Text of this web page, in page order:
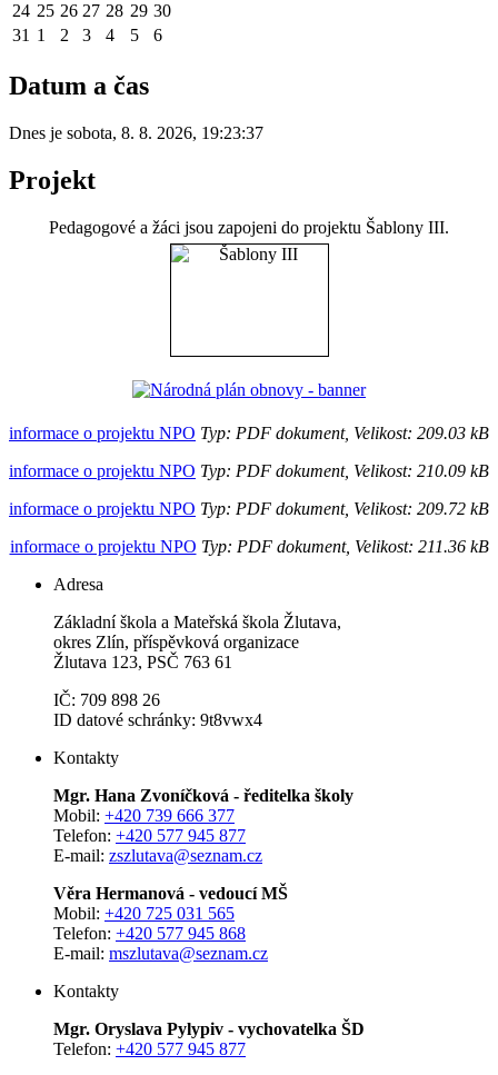
24 25 26 27 28 29 30
31 1 2 3 4 5 6
Datum a čas
Dnes je sobota, 8. 8. 2026, 19:23:37
Projekt
Pedagogové a žáci jsou zapojeni do projektu Šablony III.
informace o projektu NPO Typ: PDF dokument, Velikost: 209.03 kB
informace o projektu NPO Typ: PDF dokument, Velikost: 210.09 kB
informace o projektu NPO Typ: PDF dokument, Velikost: 209.72 kB
informace o projektu NPO Typ: PDF dokument, Velikost: 211.36 kB
Adresa
Základní škola a Mateřská škola Žlutava,
okres Zlín, příspěvková organizace
Žlutava 123, PSČ 763 61
IČ: 709 898 26
ID datové schránky: 9t8vwx4
Kontakty
Mgr. Hana Zvoníčková - ředitelka školy
Mobil: +420 739 666 377
Telefon: +420 577 945 877
E-mail: zszlutava@seznam.cz
Věra Hermanová - vedoucí MŠ
Mobil: +420 725 031 565
Telefon: +420 577 945 868
E-mail: mszlutava@seznam.cz
Kontakty
Mgr. Oryslava Pylypiv - vychovatelka ŠD
Telefon: +420 577 945 877